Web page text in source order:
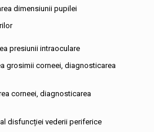
dimensiunii pupilei
presiunii intraoculare
grosimii corneei, diagnosticarea
corneei, diagnosticarea
disfuncției vederii periferice